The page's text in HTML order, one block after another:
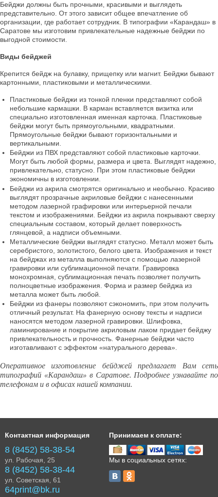
Бейджи должны быть прочными, красивыми и выглядеть
представительно. От этого зависит общее впечатление об
организации, где работает сотрудник. В типографии «Карандаш» в
Саратове мы изготовим привлекательные надежные бейджи по
выгодной стоимости.
Виды бейджей
Крепится бейдж на булавку, прищепку или магнит. Бейджи бывают
картонными, пластиковыми и металлическими.
Пластиковые бейджи из тонкой пленки представляют собой
небольшие кармашки. В карман вставляется визитка или
специально изготовленная именная карточка. Пластиковые
бейджи могут быть прямоугольными, квадратными.
Прямоугольные бейджи бывают горизонтальными и
вертикальными.
Бейджи из ПВХ представляют собой пластиковые карточки.
Могут быть любой формы, размера и цвета. Выглядят надежно,
привлекательно, статусно. При этом пластиковые бейджи
экономичны в изготовлении.
Бейджи из акрила смотрятся оригинально и необычно. Красиво
выглядят прозрачные акриловые бейджи с нанесенными
методом лазерной графировки или интерьерной печали
текстом и изображениями. Бейджи из акрила покрывают сверху
специальным составом, который делает поверхность
глянцевой, а надписи объемными.
Металлические бейджи выглядят статусно. Металл может быть
серебристого, золотистого, белого цвета. Изображения и текст
на бейджах из металла выполняются с помощью лазерной
гравировки или сублимационной печати. Гравировка
монохромная, сублимационная печать позволяет получить
полноцветные изображения. Форма и размер бейджа из
металла может быть любой.
Бейджи из фанеры позволяют сэкономить, при этом получить
отличный результат. На фанерную основу тексты и надписи
наносятся методом лазерной гравировки. Шлифовка,
ламинирование и покрытие акриловым лаком придает бейджу
привлекательность и прочность. Фанерные бейджи часто
изготавливают с эффектом «натурального дерева».
Оперативное изготовление бейджей предлагает Вам сеть
типографий «Карандаш» в Саратове. Подробнее узнавайте по
телефонам и в офисах нашей компании.
Контактная информация
8 (8452) 58-38-54
ул. Рабочая, 25
8 (8452) 58-38-44
ул. Советская, 61
64print@bk.ru
Принимаем к оплате:
Мы в социальных сетях: